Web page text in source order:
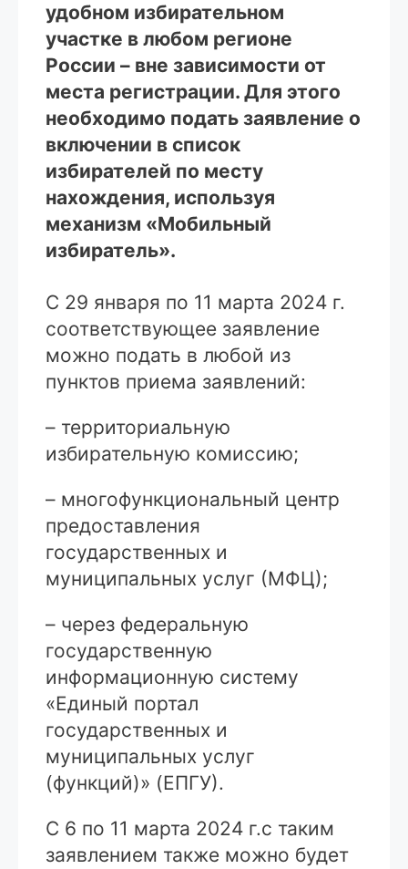
удобном избирательном
участке в любом регионе
России – вне зависимости от
места регистрации. Для этого
необходимо подать заявление о
включении в список
избирателей по месту
нахождения, используя
механизм «Мобильный
избиратель».
С 29 января по 11 марта 2024 г.
соответствующее заявление
можно подать в любой из
пунктов приема заявлений:
– территориальную
избирательную комиссию;
– многофункциональный центр
предоставления
государственных и
муниципальных услуг (МФЦ);
– через федеральную
государственную
информационную систему
«Единый портал
государственных и
муниципальных услуг
(функций)» (ЕПГУ).
С 6 по 11 марта 2024 г.с таким
заявлением также можно будет